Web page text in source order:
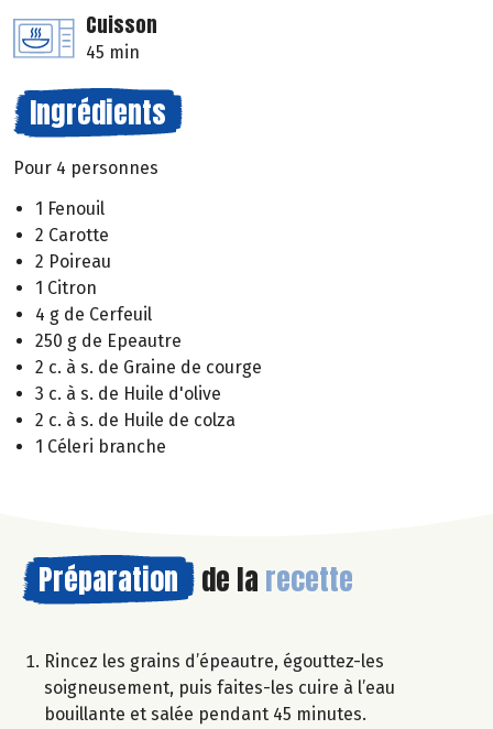
Cuisson
45 min
Ingrédients
Pour 4 personnes
1 Fenouil
2 Carotte
2 Poireau
1 Citron
4 g de Cerfeuil
250 g de Epeautre
2 c. à s. de Graine de courge
3 c. à s. de Huile d'olive
2 c. à s. de Huile de colza
1 Céleri branche
Préparation de la recette
Rincez les grains d’épeautre, égouttez-les
soigneusement, puis faites-les cuire à l’eau
bouillante et salée pendant 45 minutes.